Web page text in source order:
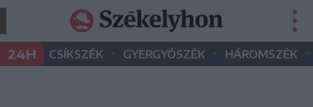
24H CSÍKSZÉK • GYERGYÓSZÉK • HÁROMSZÉK •